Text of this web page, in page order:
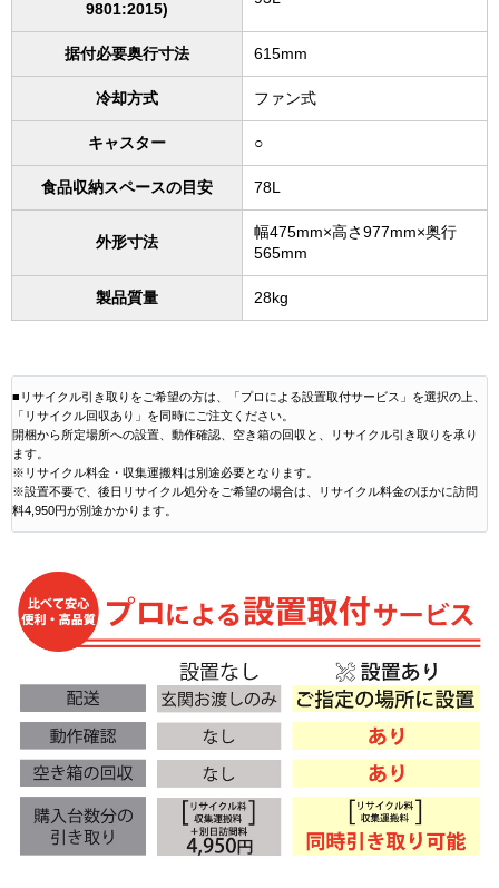
9801:2015)
据付必要奥行寸法 615mm
冷却方式 ファン式
キャスター ○
食品収納スペースの目安 78L
外形寸法
幅475mm×高さ977mm×奥行
565mm
製品質量 28kg
■リサイクル引き取りをご希望の方は、「プロによる設置取付サービス」を選択の上、
「リサイクル回収あり」を同時にご注文ください。
開梱から所定場所への設置、動作確認、空き箱の回収と、リサイクル引き取りを承り
ます。
※リサイクル料金・収集運搬料は別途必要となります。
※設置不要で、後日リサイクル処分をご希望の場合は、リサイクル料金のほかに訪問
料4,950円が別途かかります。